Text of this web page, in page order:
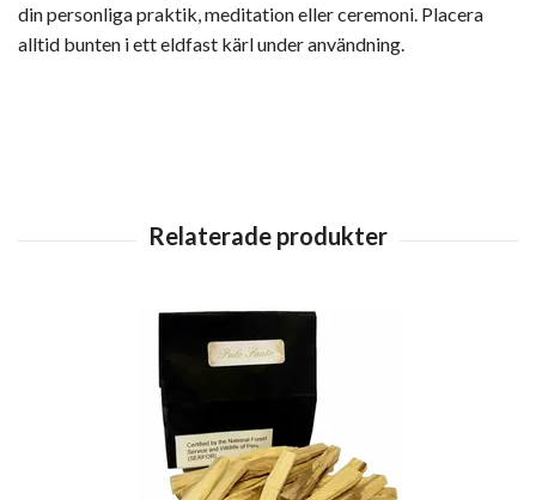
din personliga praktik, meditation eller ceremoni. Placera
alltid bunten i ett eldfast kärl under användning.